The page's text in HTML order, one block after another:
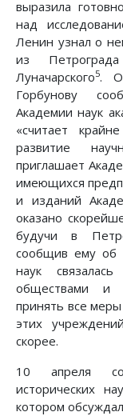
выразила
над
Ленин узнал о
из
Луначарского5.
Горбунову
Академии наук
«считает
развитие
приглашает
имеющихся
и изданий
оказано
будучи в
сообщив ему об
наук
обществами и
принять все
этих
скорее.
10 апреля
исторических
котором